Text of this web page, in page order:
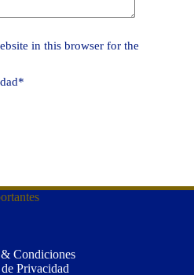
in this browser for the
Condiciones
Privacidad